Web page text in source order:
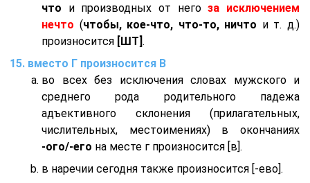
что и производных от негоза исключением
нечто (чтобы, кое-что, что-то, ничто и т. д.)
произносится [ШТ] .
вместо Г произносится В
во всех без исключения словах мужского и
среднего рода родительного падежа
адъективного склонения (прилагательных,
числительных, местоимениях) в окончаниях
-ого/-его на месте г произносится [в].
в наречии сегодня также произносится [-ево].